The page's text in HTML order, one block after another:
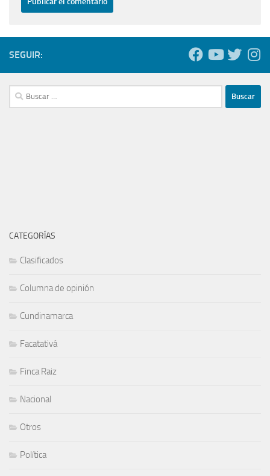
SEGUIR:
Buscar:
CATEGORÍAS
Clasificados
Columna de opinión
Cundinamarca
Facatativá
Finca Raiz
Nacional
Otros
Política